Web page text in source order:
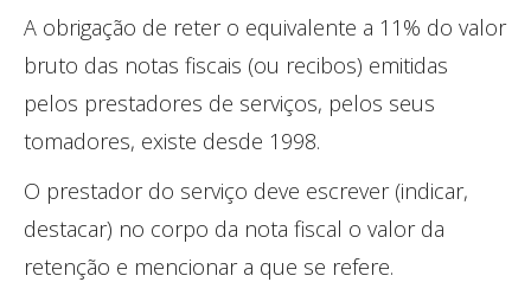
A obrigação de reter o equivalente a 11% do valor
bruto das notas fiscais (ou recibos) emitidas
pelos prestadores de serviços, pelos seus
tomadores, existe desde 1998.
O prestador do serviço deve escrever (indicar,
destacar) no corpo da nota fiscal o valor da
retenção e mencionar a que se refere.